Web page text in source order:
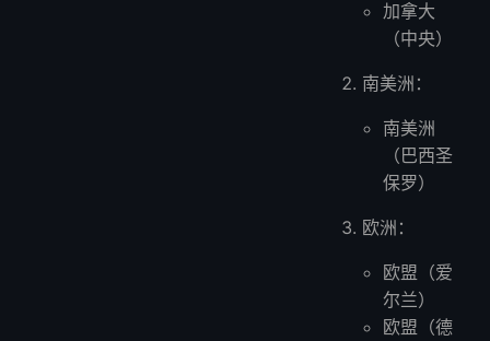
加拿大
（中央）
南美洲：
南美洲
（巴西圣
保罗）
欧洲：
欧盟（爱
尔兰）
欧盟（德